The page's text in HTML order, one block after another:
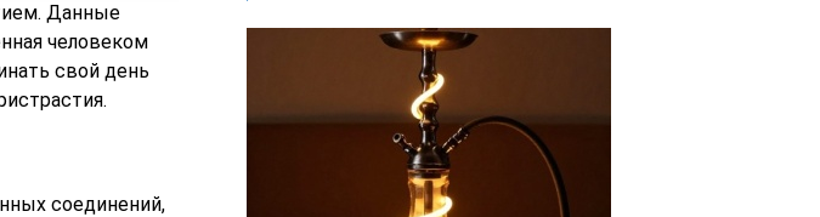
Данные
человеком
свой день
соединений,